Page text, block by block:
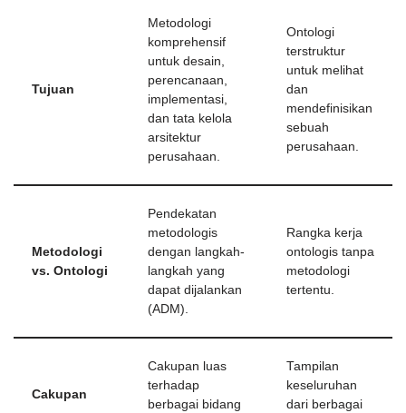
Tujuan
Metodologi
komprehensif
untuk desain,
perencanaan,
implementasi,
dan tata kelola
arsitektur
perusahaan.
Ontologi
terstruktur
untuk melihat
dan
mendefinisikan
sebuah
perusahaan.
Metodologi
vs. Ontologi
Pendekatan
metodologis
dengan langkah-
langkah yang
dapat dijalankan
(ADM).
Rangka kerja
ontologis tanpa
metodologi
tertentu.
Cakupan
Cakupan luas
terhadap
berbagai bidang
Tampilan
keseluruhan
dari berbagai